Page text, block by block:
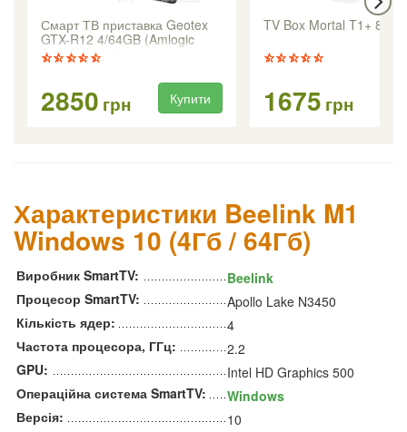
Смарт ТВ приставка Geotex
GTX-R12 4/64GB (Amlogic
S905X5M / Android 14)
2850 грн Купити
TV Box Mortal T1+ 8/
1675 грн
Характеристики Beelink M1
Windows 10 (4Гб / 64Гб)
Виробник SmartTV:
Beelink
Процесор SmartTV:
Apollo Lake N3450
Кількість ядер:
4
Частота процесора, ГГц:
2.2
GPU:
Intel HD Graphics 500
Операційна система SmartTV:
Windows
Версія:
10